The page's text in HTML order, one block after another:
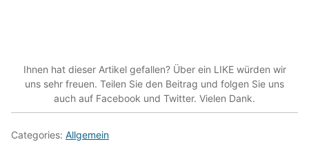
Ihnen hat dieser Artikel gefallen? Über ein LIKE würden wir
uns sehr freuen. Teilen Sie den Beitrag und folgen Sie uns
auch auf Facebook und Twitter. Vielen Dank.
Categories: Allgemein